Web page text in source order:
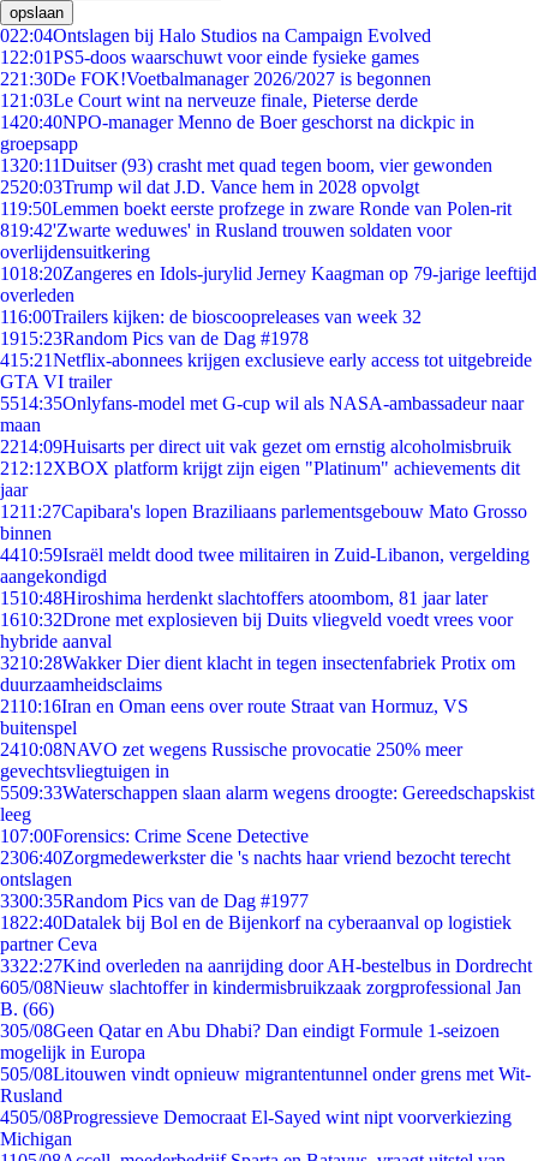
opslaan
022:04Ontslagen bij Halo Studios na Campaign Evolved
1 22:01PS5-doos waarschuwt voor einde fysieke games
221:30De FOK!Voetbalmanager 2026/2027 is begonnen
1 21:03Le Court wint na nerveuze finale, Pieterse derde
1420:40NPO-manager Menno de Boer geschorst na dickpic in
groepsapp
1320:11Duitser (93) crasht met quad tegen boom, vier gewonden
2520:03Trump wil dat J.D. Vance hem in 2028 opvolgt
119:50Lemmen boekt eerste profzege in zware Ronde van Polen-rit
819:42'Zwarte weduwes' in Rusland trouwen soldaten voor
overlijdensuitkering
1018:20Zangeres en Idols-jurylid Jerney Kaagman op 79-jarige leeftijd
overleden
116:00Trailers kijken: de bioscoopreleases van week 32
1915:23Random Pics van de Dag #1978
415:21Netflix-abonnees krijgen exclusieve early access tot uitgebreide
GTA VI trailer
5514:35Onlyfans-model met G-cup wil als NASA-ambassadeur naar
maan
2214:09Huisarts per direct uit vak gezet om ernstig alcoholmisbruik
212:12XBOX platform krijgt zijn eigen "Platinum" achievements dit
jaar
1211:27Capibara's lopen Braziliaans parlementsgebouw Mato Grosso
binnen
4410:59Israël meldt dood twee militairen in Zuid-Libanon, vergelding
aangekondigd
1510:48Hiroshima herdenkt slachtoffers atoombom, 81 jaar later
1610:32Drone met explosieven bij Duits vliegveld voedt vrees voor
hybride aanval
3210:28Wakker Dier dient klacht in tegen insectenfabriek Protix om
duurzaamheidsclaims
2110:16Iran en Oman eens over route Straat van Hormuz, VS
buitenspel
2410:08NAVO zet wegens Russische provocatie 250% meer
gevechtsvliegtuigen in
5509:33Waterschappen slaan alarm wegens droogte: Gereedschapskist
leeg
107:00Forensics: Crime Scene Detective
2306:40Zorgmedewerkster die 's nachts haar vriend bezocht terecht
ontslagen
3300:35Random Pics van de Dag #1977
1822:40Datalek bij Bol en de Bijenkorf na cyberaanval op logistiek
partner Ceva
3322:27Kind overleden na aanrijding door AH-bestelbus in Dordrecht
605/08Nieuw slachtoffer in kindermisbruikzaak zorgprofessional Jan
B. (66)
305/08Geen Qatar en Abu Dhabi? Dan eindigt Formule 1-seizoen
mogelijk in Europa
505/08Litouwen vindt opnieuw migrantentunnel onder grens met Wit-
Rusland
4505/08Progressieve Democraat El-Sayed wint nipt voorverkiezing
Michigan